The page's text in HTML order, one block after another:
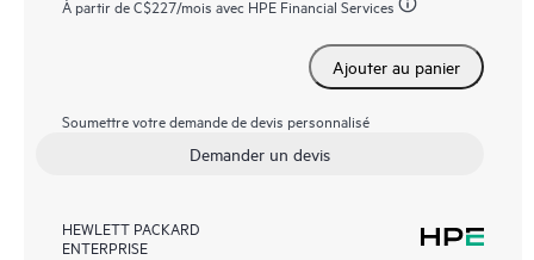
À partir deC$227/mois avec HPE Financial Services
Ajouter au panier
Soumettre votre demande de devis personnalisé
Demander un devis
HEWLETT PACKARD
ENTERPRISE